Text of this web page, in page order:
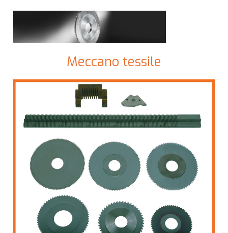
Meccano tessile